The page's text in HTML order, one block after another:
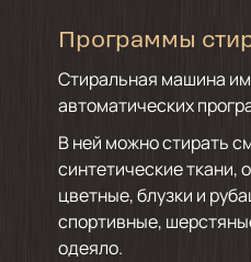
Программы
Стиральная машина
автоматических
В ней можно стирать
синтетические ткани,
цветные, блузки и
спортивные,
одеяло.